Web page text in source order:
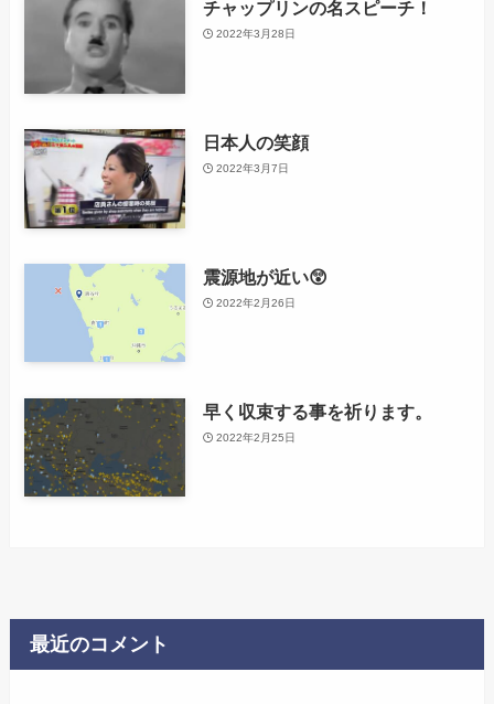
チャップリンの名スピーチ！
2022年3月28日
日本人の笑顔
2022年3月7日
震源地が近い😲
2022年2月26日
早く収束する事を祈ります。
2022年2月25日
最近のコメント